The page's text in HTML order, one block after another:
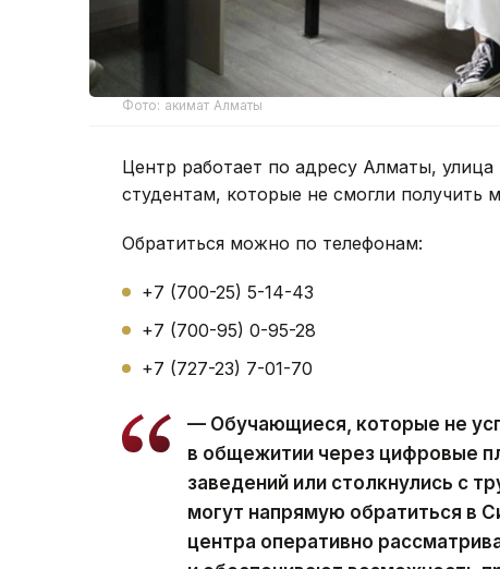
Фото: акимат Алматы
Центр работает по адресу Алматы,
студентам, которые не смогли получить
Обратиться можно по телефонам:
+7 (700-25) 5-14-43
+7 (700-95) 0-95-28
+7 (727-23) 7-01-70
— Обучающиеся, которые не
в общежитии через цифровые
заведений или столкнулись с
могут напрямую обратиться в
центра оперативно